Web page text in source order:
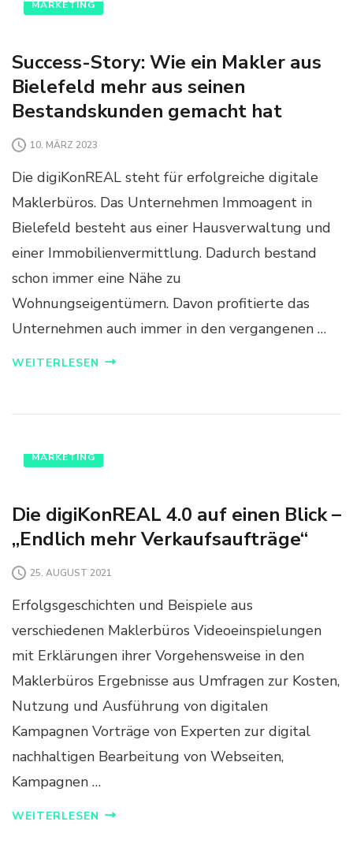
MARKETING
Success-Story: Wie ein Makler aus
Bielefeld mehr aus seinen
Bestandskunden gemacht hat
10. MÄRZ 2023
Die digiKonREAL steht für erfolgreiche digitale
Maklerbüros. Das Unternehmen Immoagent in
Bielefeld besteht aus einer Hausverwaltung und
einer Immobilienvermittlung. Dadurch bestand
schon immer eine Nähe zu
Wohnungseigentümern. Davon profitierte das
Unternehmen auch immer in den vergangenen …
WEITERLESEN
MARKETING
Die digiKonREAL 4.0 auf einen Blick –
„Endlich mehr Verkaufsaufträge“
25. AUGUST 2021
Erfolgsgeschichten und Beispiele aus
verschiedenen Maklerbüros Videoeinspielungen
mit Erklärungen ihrer Vorgehensweise in den
Maklerbüros Ergebnisse aus Umfragen zur Kosten,
Nutzung und Ausführung von digitalen
Kampagnen Vorträge von Experten zur digital
nachhaltigen Bearbeitung von Webseiten,
Kampagnen …
WEITERLESEN